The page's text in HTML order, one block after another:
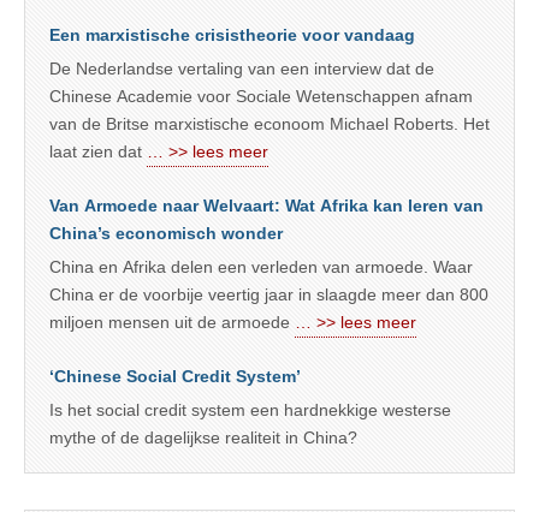
Een marxistische crisistheorie voor vandaag
De Nederlandse vertaling van een interview dat de
Chinese Academie voor Sociale Wetenschappen afnam
van de Britse marxistische econoom Michael Roberts. Het
laat zien dat … >> lees meer
Van Armoede naar Welvaart: Wat Afrika kan leren van
China’s economisch wonder
China en Afrika delen een verleden van armoede. Waar
China er de voorbije veertig jaar in slaagde meer dan 800
miljoen mensen uit de armoede … >> lees meer
‘Chinese Social Credit System’
Is het social credit system een hardnekkige westerse
mythe of de dagelijkse realiteit in China?